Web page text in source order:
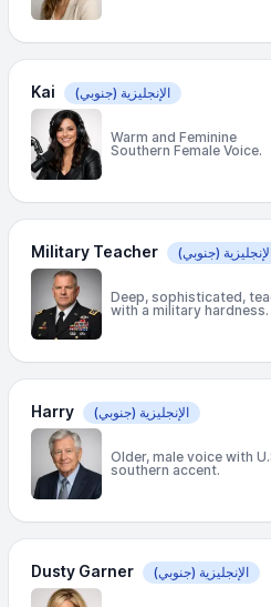
Kai الإنجليزية (جنوبي)
Warm and Feminine
Southern Female Voice.
Military Teacher (جنوبي)
Deep, sophisticated,
with a military hardness.
Harry الإنجليزية (جنوبي)
Older, male voice with
southern accent.
Dusty Garner الإنجليزية (جنوبي)